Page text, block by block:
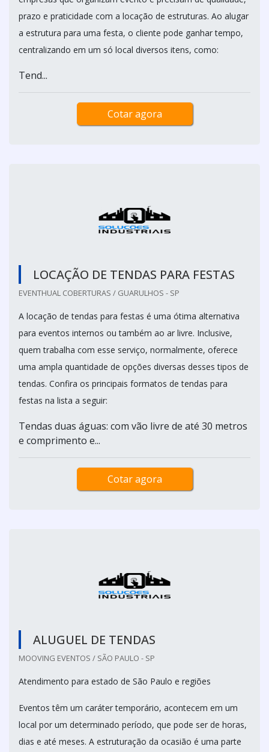
prazo e praticidade com a locação de estruturas. Ao alugar
a estrutura para uma festa, o cliente pode ganhar tempo,
centralizando em um só local diversos itens, como:
Tend...
Cotar agora
LOCAÇÃO DE TENDAS PARA FESTAS
EVENTHUAL COBERTURAS / GUARULHOS - SP
A locação de tendas para festas é uma ótima alternativa
para eventos internos ou também ao ar livre. Inclusive,
quem trabalha com esse serviço, normalmente, oferece
uma ampla quantidade de opções diversas desses tipos de
tendas. Confira os principais formatos de tendas para
festas na lista a seguir:
Tendas duas águas: com vão livre de até 30 metros
e comprimento e...
Cotar agora
ALUGUEL DE TENDAS
MOOVING EVENTOS / SÃO PAULO - SP
Atendimento para estado de São Paulo e regiões
Eventos têm um caráter temporário, acontecem em um
local por um determinado período, que pode ser de horas,
dias e até meses. A estruturação da ocasião é uma parte